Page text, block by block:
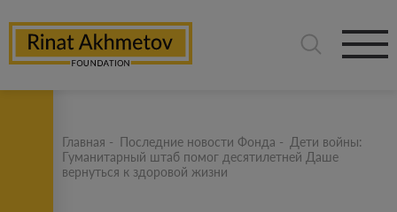
Главная - Последние новости Фонда - Дети войны:
Гуманитарный штаб помог десятилетней Даше
вернуться к здоровой жизни